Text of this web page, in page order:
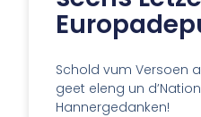
Schold vum Versoen
geet eleng un
Hannergedanken!